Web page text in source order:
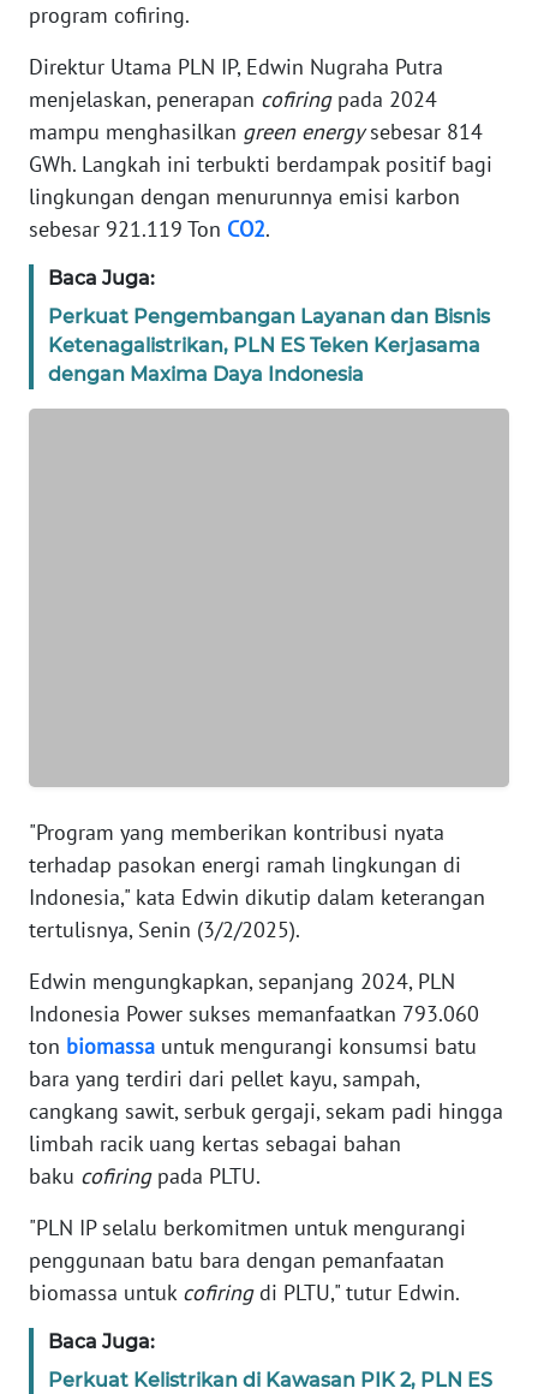
program cofiring.
Direktur Utama PLN IP, Edwin Nugraha Putra
menjelaskan, penerapan cofiringpada 2024
mampu menghasilkan green energysebesar 814
GWh. Langkah ini terbukti berdampak positif bagi
lingkungan dengan menurunnya emisi karbon
sebesar 921.119 Ton CO2.
Baca Juga:
Perkuat Pengembangan Layanan dan Bisnis
Ketenagalistrikan, PLN ES Teken Kerjasama
dengan Maxima Daya Indonesia
"Program yang memberikan kontribusi nyata
terhadap pasokan energi ramah lingkungan di
Indonesia," kata Edwin dikutip dalam keterangan
tertulisnya, Senin (3/2/2025).
Edwin mengungkapkan, sepanjang 2024, PLN
Indonesia Power sukses memanfaatkan 793.060
ton biomassa untuk mengurangi konsumsi batu
bara yang terdiri dari pellet kayu, sampah,
cangkang sawit, serbuk gergaji, sekam padi hingga
limbah racik uang kertas sebagai bahan
baku cofiringpada PLTU.
"PLN IP selalu berkomitmen untuk mengurangi
penggunaan batu bara dengan pemanfaatan
biomassa untuk cofiringdi PLTU," tutur Edwin.
Baca Juga:
Perkuat Kelistrikan di Kawasan PIK 2, PLN ES
Wahana
News
Regional
WN
SUMUT
WN
WN
JABAR
WN
PAPUA
WN
RIAU
SERAMBI
WN
JAMBI
WN
SULTRA
WN
NTB
SULTENG